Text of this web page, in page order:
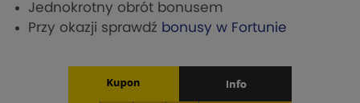
Jednokrotny obrót bonusem
Przy okazji sprawdź bonusy w Fortunie